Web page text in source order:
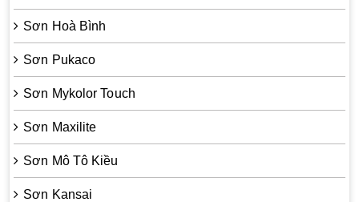
Sơn Hoà Bình
Sơn Pukaco
Sơn Mykolor Touch
Sơn Maxilite
Sơn Mô Tô Kiều
Sơn Kansai